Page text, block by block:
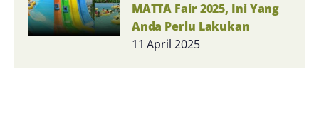
MATTA Fair 2025, Ini Yang
Anda Perlu Lakukan
11 April 2025